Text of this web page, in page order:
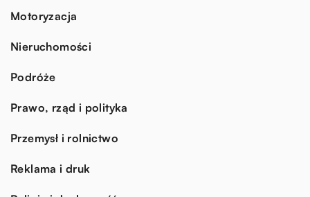
Motoryzacja
Nieruchomości
Podróże
Prawo, rząd i polityka
Przemysł i rolnictwo
Reklama i druk